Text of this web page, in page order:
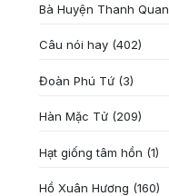
Bà Huyện Thanh Quan
Câu nói hay (402)
Đoàn Phú Tứ (3)
Hàn Mặc Tử (209)
Hạt giống tâm hồn (1)
Hồ Xuân Hương (160)